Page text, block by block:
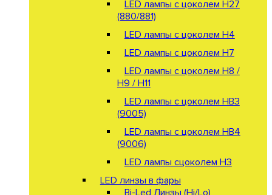
LED лампы с цоколем H27
(880/881)
LED лампы с цоколем H4
LED лампы с цоколем H7
LED лампы с цоколем H8 /
H9 / H11
LED лампы с цоколем HB3
(9005)
LED лампы с цоколем HB4
(9006)
LED лампы сцоколем H3
LED линзы в фары
Bi-Led Линзы (Hi/Lo)